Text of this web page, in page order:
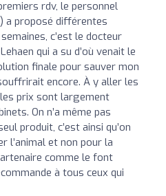
rdv, le personnel
a proposé différentes
c’est le docteur
qui a su d’où venait le
finale pour sauver mon
encore. À y aller les
prix sont largement
On n’a même pas
produit, c’est ainsi qu’on
l’animal et non pour la
comme le font
à tous ceux qui